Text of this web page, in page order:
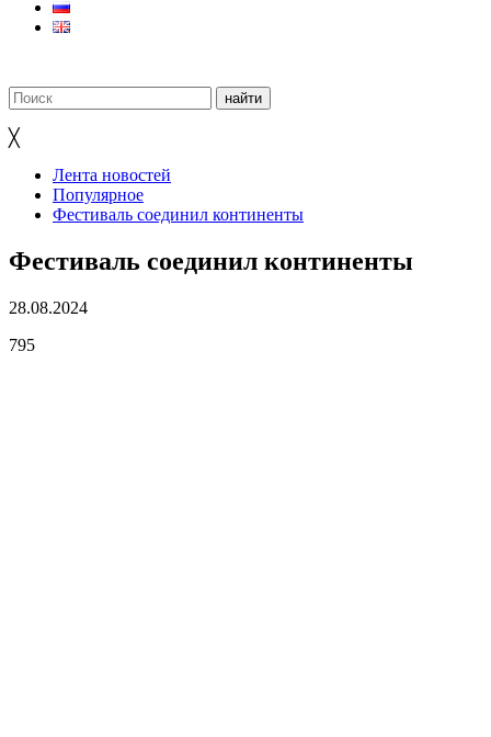
╳
Лента новостей
Популярное
Фестиваль соединил континенты
Фестиваль соединил континенты
28.08.2024
795